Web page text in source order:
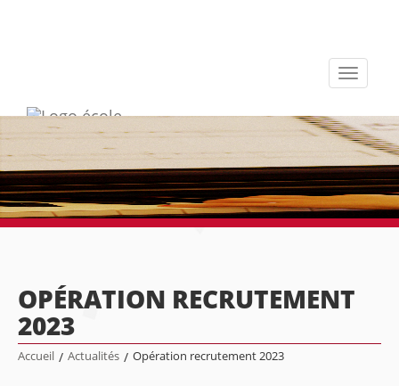
Toggle
OPÉRATION RECRUTEMENT
2023
Accueil / Actualités / Opération recrutement 2023